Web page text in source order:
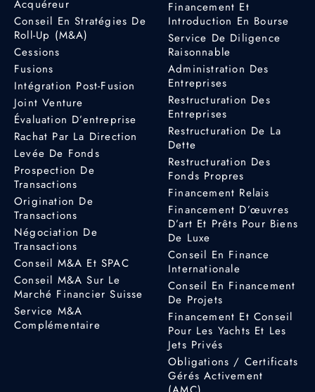
Acquéreur
Conseil En Stratégies De
Roll-Up (M&A)
Cessions
Fusions
Intégration Post-Fusion
Joint Venture
Évaluation D’entreprise
Rachat Par La Direction
Levée De Fonds
Prospection De
Transactions
Origination De
Transactions
Négociation De
Transactions
Conseil M&A Et SPAC
Conseil M&A Sur Le
Marché Financier Suisse
Service M&A
Complémentaire
Financement Et
Introduction En Bourse
Service De Diligence
Raisonnable
Administration Des
Entreprises
Restructuration Des
Entreprises
Restructuration De La
Dette
Restructuration Des
Fonds Propres
Financement Relais
Financement D’œuvres
D’art Et Prêts Pour Biens
De Luxe
Conseil En Finance
Internationale
Conseil En Financement
De Projets
Financement Et Conseil
Pour Les Yachts Et Les
Jets Privés
Obligations / Certificats
Gérés Activement